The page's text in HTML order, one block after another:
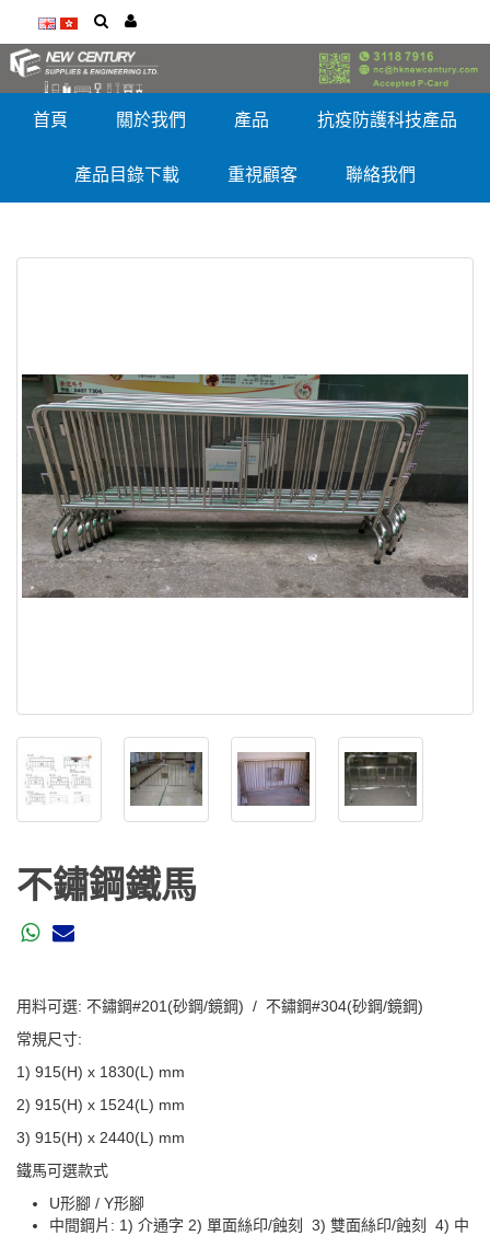
首頁 關於我們 產品 抗疫防護科技產品
產品目錄下載 重視顧客 聯絡我們
不鏽鋼鐵馬
用料可選: 不鏽鋼#201(砂鋼/鏡鋼) / 不鏽鋼#304(砂鋼/鏡鋼)
常規尺寸:
1) 915(H) x 1830(L) mm
2) 915(H) x 1524(L) mm
3) 915(H) x 2440(L) mm
鐵馬可選款式
U形腳 / Y形腳
中間鋼片: 1) 介通字 2) 單面絲印/蝕刻 3) 雙面絲印/蝕刻 4) 中